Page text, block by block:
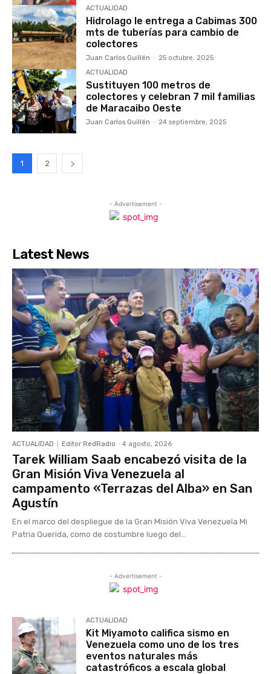
ACTUALIDAD
Hidrolago le entrega a Cabimas 300
mts de tuberías para cambio de
colectores
Juan Carlos Guillén - 25 octubre, 2025
ACTUALIDAD
Sustituyen 100 metros de
colectores y celebran 7 mil familias
de Maracaibo Oeste
Juan Carlos Guillén - 24 septiembre, 2025
1 2
- Advertisement -
Latest News
ACTUALIDAD Editor RedRadio - 4 agosto, 2026
Tarek William Saab encabezó visita de la
Gran Misión Viva Venezuela al
campamento «Terrazas del Alba» en San
Agustín
En el marco del despliegue de la Gran Misión Viva Venezuela Mi
Patria Querida, como de costumbre luego del...
- Advertisement -
ACTUALIDAD
Kit Miyamoto califica sismo en
Venezuela como uno de los tres
eventos naturales más
catastróficos a escala global